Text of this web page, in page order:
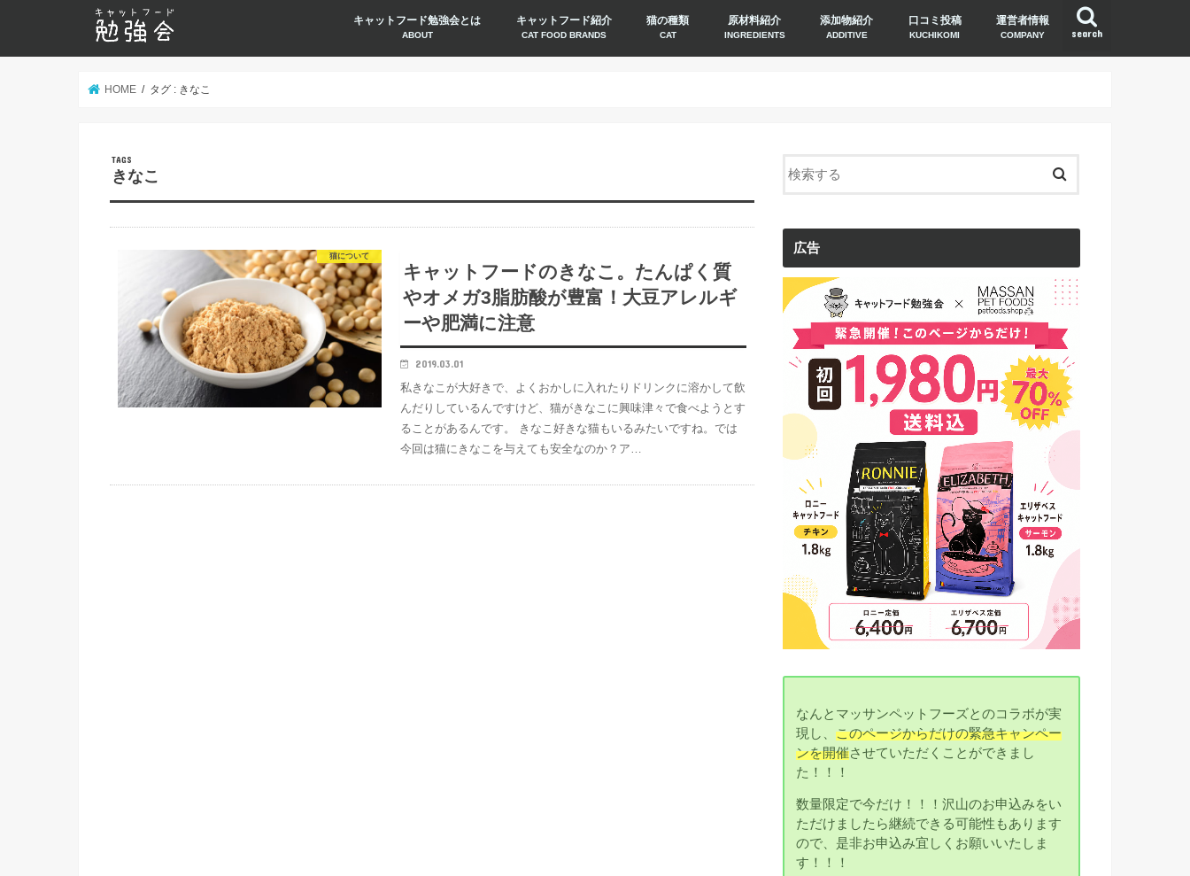
search
キャットフード勉強会とは
ABOUT
キャットフード紹介
CAT FOOD BRANDS
猫の種類
CAT
原材料紹介
INGREDIENTS
添加物紹介
ADDITIVE
口コミ投稿
KUCHIKOMI
運営者情報
COMPANY
HOME タグ : きなこ
きなこ
猫について
キャットフードのきなこ。たんぱく質
やオメガ3脂肪酸が豊富！大豆アレルギ
ーや肥満に注意
2019.03.01
私きなこが大好きで、よくおかしに入れたりドリンクに溶かして飲
んだりしているんですけど、猫がきなこに興味津々で食べようとす
ることがあるんです。 きなこ好きな猫もいるみたいですね。では
今回は猫にきなこを与えても安全なのか？ア…
広告
なんとマッサンペットフーズとのコラボが実
現し、このページからだけの緊急キャンペー
ンを開催させていただくことができまし
た！！！
数量限定で今だけ！！！沢山のお申込みをい
ただけましたら継続できる可能性もあります
ので、是非お申込み宜しくお願いいたしま
す！！！